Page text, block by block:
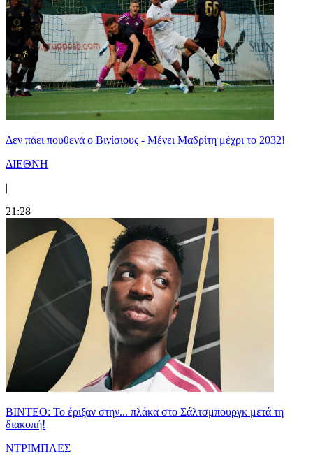
Δεν πάει πουθενά ο Βινίσιους - Μένει Μαδρίτη μέχρι το 2032!
ΔΙΕΘΝΗ
|
21:28
ΒΙΝΤΕΟ: Το έριξαν στην... πλάκα στο Σάλτσμπουργκ μετά τη
διακοπή!
ΝΤΡΙΜΠΛΕΣ